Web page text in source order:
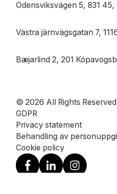
Odensviksvägen 5, 831 45,
Västra järnvägsgatan 7,
Bæjarlind 2, 201
© 2026 All Rights
GDPR
Privacy statement
Behandling av
Cookie policy